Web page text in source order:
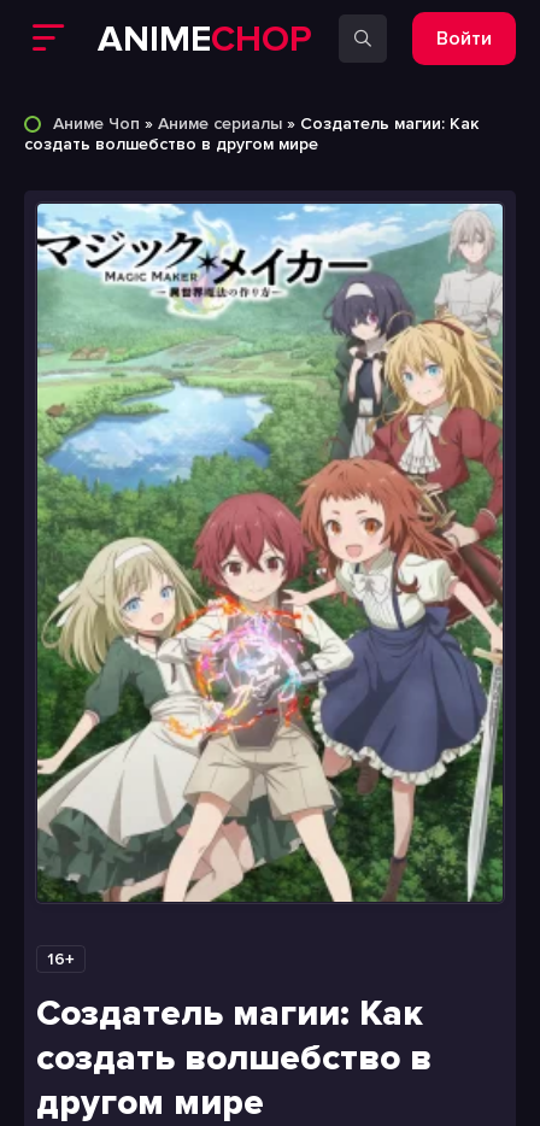
ANIMECHOP Войти
Аниме Чоп » Аниме сериалы » Создатель магии: Как
создать волшебство в другом мире
16+
Создатель магии: Как
создать волшебство в
другом мире